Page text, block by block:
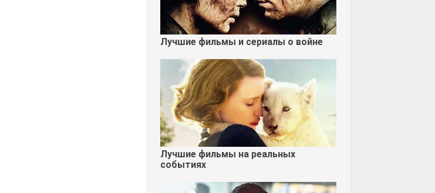
Лучшие фильмы и сериалы о войне
Лучшие фильмы на реальных
событиях